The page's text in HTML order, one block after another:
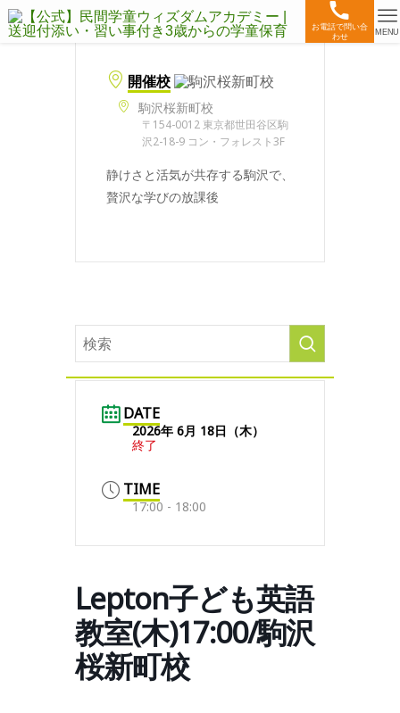
お電話で問い合
わせ
MENU
開催校
駒沢桜新町校
〒154-0012 東京都世田谷区駒
沢2-18-9 コン・フォレスト3F
静けさと活気が共存する駒沢で、
贅沢な学びの放課後
DATE
2026年 6月 18日（木）
終了
TIME
17:00 - 18:00
Lepton子ども英語
教室(木)17:00/駒沢
桜新町校